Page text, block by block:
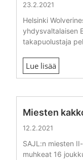
23.2.2021
Helsinki
yhdysvaltalaisen
takapuolustaja
Lue lisää
Miesten
12.2.2021
SAJL:n miesten
muhkeat 16